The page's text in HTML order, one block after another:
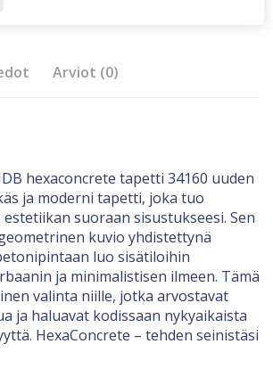
Arviot (0)
hexaconcrete tapetti 34160 uuden
ja moderni tapetti, joka tuo
suoraan sisustukseesi. Sen
kuvio yhdistettynä
luo sisätiloihin
ja minimalistisen ilmeen. Tämä
valinta niille, jotka arvostavat
ja haluavat kodissaan nykyaikaista
HexaConcrete – tehden seinistäsi